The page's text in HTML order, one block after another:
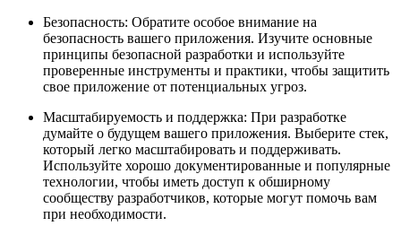
Безопасность: Обратите особое внимание на
безопасность вашего приложения. Изучите основные
принципы безопасной разработки и используйте
проверенные инструменты и практики, чтобы защитить
свое приложение от потенциальных угроз.
Масштабируемость и поддержка: При разработке
думайте о будущем вашего приложения. Выберите стек,
который легко масштабировать и поддерживать.
Используйте хорошо документированные и популярные
технологии, чтобы иметь доступ к обширному
сообществу разработчиков, которые могут помочь вам
при необходимости.